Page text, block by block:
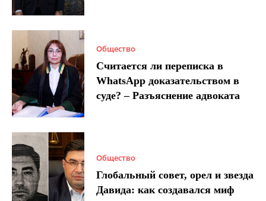
Общество
Считается ли переписка в
WhatsApp доказательством в
суде? – Разъяснение адвоката
Общество
Глобальный совет, орел и звезда
Давида: как создавался миф